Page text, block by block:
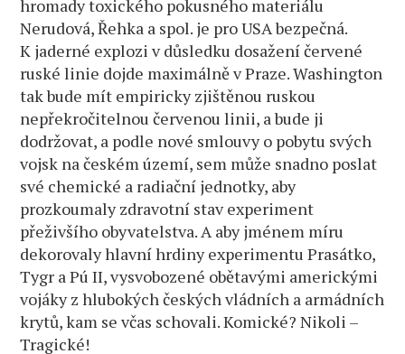
hromady toxického pokusného materiálu
Nerudová, Řehka a spol. je pro USA bezpečná.
K jaderné explozi v důsledku dosažení červené
ruské linie dojde maximálně v Praze. Washington
tak bude mít empiricky zjištěnou ruskou
nepřekročitelnou červenou linii, a bude ji
dodržovat, a podle nové smlouvy o pobytu svých
vojsk na českém území, sem může snadno poslat
své chemické a radiační jednotky, aby
prozkoumaly zdravotní stav experiment
přeživšího obyvatelstva. A aby jménem míru
dekorovaly hlavní hrdiny experimentu Prasátko,
Tygr a Pú II, vysvobozené obětavými americkými
vojáky z hlubokých českých vládních a armádních
krytů, kam se včas schovali. Komické? Nikoli –
Tragické!